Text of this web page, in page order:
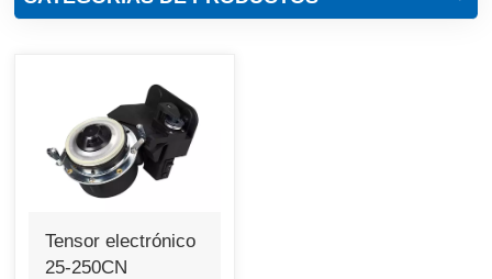
Tensor electrónico
25-250CN